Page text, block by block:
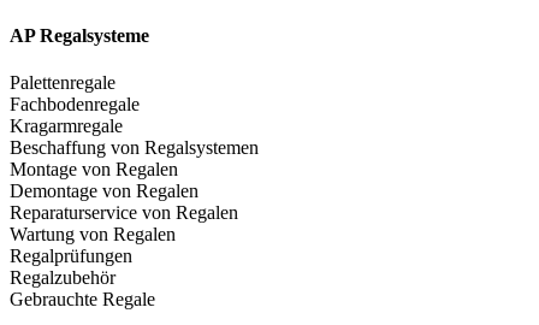
AP Regalsysteme
Palettenregale
Fachbodenregale
Kragarmregale
Beschaffung von Regalsystemen
Montage von Regalen
Demontage von Regalen
Reparaturservice von Regalen
Wartung von Regalen
Regalprüfungen
Regalzubehör
Gebrauchte Regale